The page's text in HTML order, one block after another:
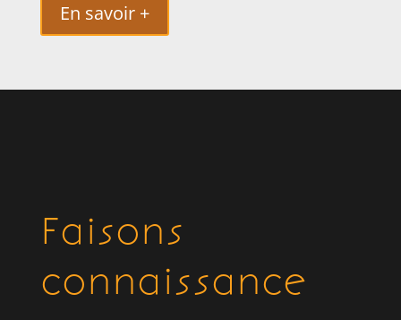
En savoir +
Faisons
connaissance